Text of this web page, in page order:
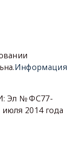
Информация
Эл № ФС77-
2014 года